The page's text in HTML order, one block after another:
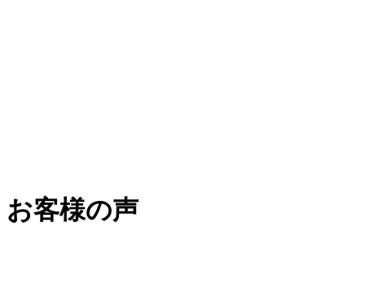
お客様の声